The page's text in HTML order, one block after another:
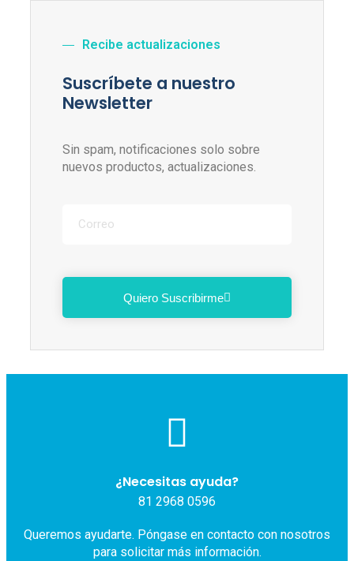
Recibe actualizaciones
Suscríbete a nuestro
Newsletter
Sin spam, notificaciones solo sobre
nuevos productos, actualizaciones.
Quiero Suscribirme
¿Necesitas ayuda?
81 2968 0596
Queremos ayudarte. Póngase en contacto con nosotros
para solicitar más información.